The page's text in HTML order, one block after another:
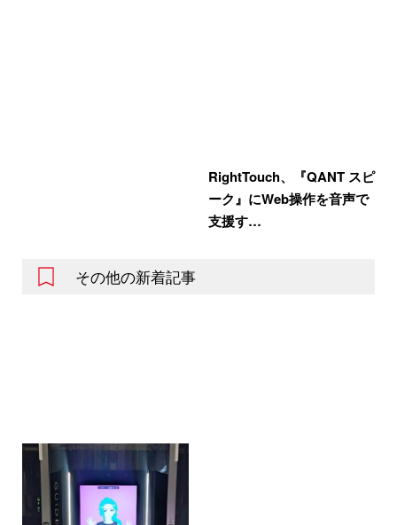
RightTouch、『QANT スピ
ーク』にWeb操作を音声で
支援す…
その他の新着記事